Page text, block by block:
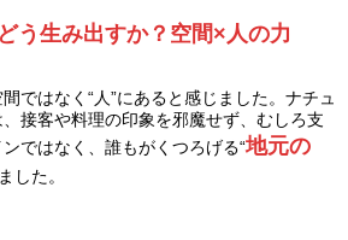
う生み出すか？空間×人の力
ではなく“人”にあると感じました。ナチュ
接客や料理の印象を邪魔せず、むしろ支
ではなく、誰もがくつろげる“地元の
した。